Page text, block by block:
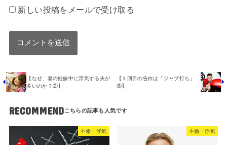
新しい投稿をメールで受け取る
【なぜ、妻の妊娠中に浮気する夫が
多いのか？②】
【１回目の告白は「ジャブ打ち」
⑥】
RECOMMEND
不倫・浮気 不倫・浮気